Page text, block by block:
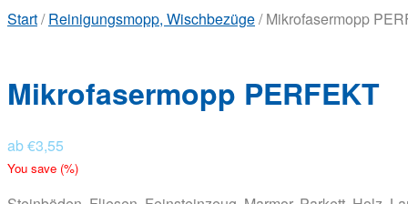
Start/Reinigungsmopp, Wischbezüge/ Mikrofasermopp
Mikrofasermopp PERFEKT
ab€3,55
You save (%)